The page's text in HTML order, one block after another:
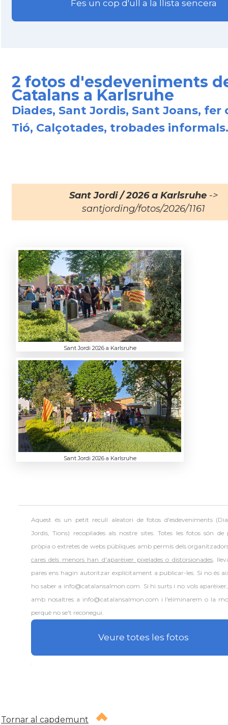
Fes un cop d'ull a la llista sencera
2 fotos d'esdeveniments
Catalans a Karlsruhe
Diades, Sant Jordis, Sant Joans, fer
Tió, Calçotades, trobades
Sant Jordi / 2026 a Karlsruhe ->
santjording/fotos/2026/1161
Sant Jordi 2026 a Karlsruhe
Sant Jordi 2026 a Karlsruhe
Aquest és un petit recull aleatori defotos d'esdeveniments
Jordis, Tions) recopilades als nostre sites. Totes les fotos són de
pròpia o extretes de webs públiques amb permís dels
cares dels menors han d'aparèixer pixelades o distorsionades,
pares ens hagin autoritzar explícitament a publicar-les. Si no és
ho saber a info@catalansalmon.com. Si hi surts i no vols
amb nosaltres a info@catalansalmon.com i l'eliminarem o la
perquè no se't reconegui.
Veure totes les fotos
Tornar al capdemunt